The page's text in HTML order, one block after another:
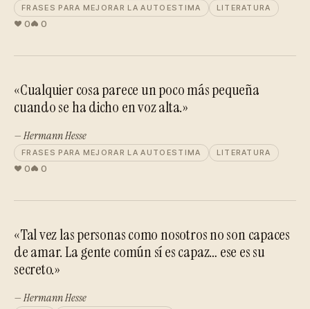
FRASES PARA MEJORAR LA AUTOESTIMA
LITERATURA
0 0
«Cualquier cosa parece un poco más pequeña
cuando se ha dicho en voz alta.»
— Hermann Hesse
FRASES PARA MEJORAR LA AUTOESTIMA LITERATURA
0 0
«Tal vez las personas como nosotros no son capaces
de amar. La gente común sí es capaz… ese es su
secreto.»
— Hermann Hesse